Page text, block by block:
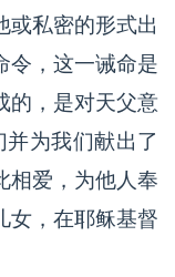
或私密的形式出
令，这一诫命是
的，是对天父意
为我们献出了
相爱，为他人奉
女，在耶稣基督